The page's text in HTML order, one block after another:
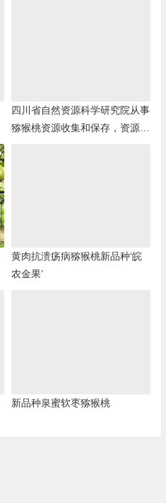
四川省自然资源科学研究院从事
猕猴桃资源收集和保存，资源评
黄肉抗溃疡病猕猴桃新品种‘皖
农金果’
新品种泉蜜软枣猕猴桃